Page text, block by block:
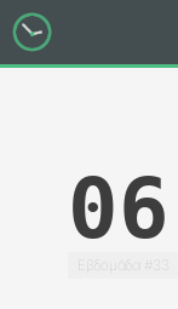
06
Εβδομάδα #33